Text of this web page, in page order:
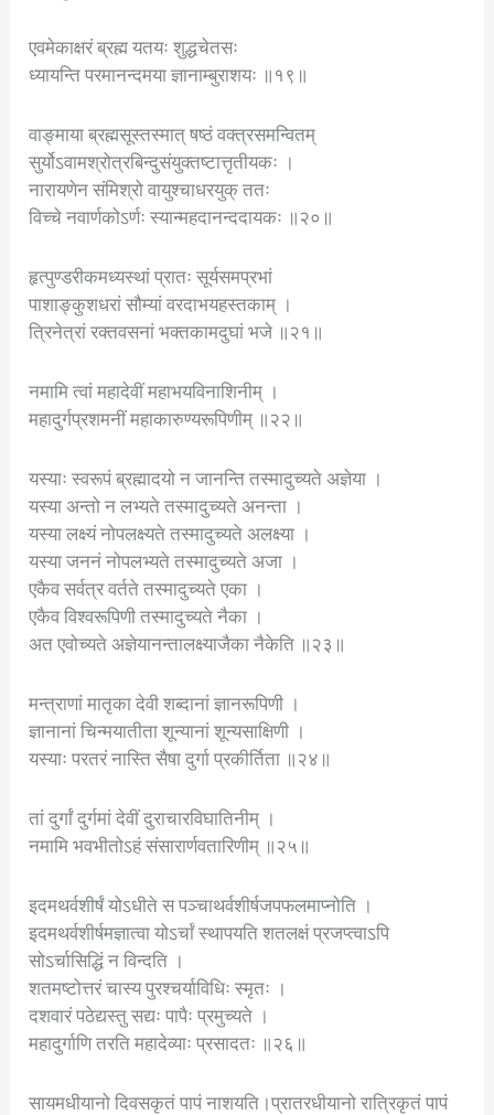
एवमेकाक्षरं ब्रह्म यतयः शुद्धचेतसः
ध्यायन्ति परमानन्दमया ज्ञानाम्बुराशयः ॥१९॥
वाङ्माया ब्रह्मसूस्तस्मात् षष्ठं वक्त्रसमन्वितम्
सुर्योऽवामश्रोत्रबिन्दुसंयुक्तष्टात्तृतीयकः ।
नारायणेन संमिश्रो वायुश्चाधरयुक् ततः
विच्चे नवार्णकोऽर्णः स्यान्महदानन्ददायकः ॥२०॥
हृत्पुण्डरीकमध्यस्थां प्रातः सूर्यसमप्रभां
पाशाङ्कुशधरां सौम्यां वरदाभयहस्तकाम् ।
त्रिनेत्रां रक्तवसनां भक्तकामदुघां भजे ॥२१॥
नमामि त्वां महादेवीं महाभयविनाशिनीम् ।
महादुर्गप्रशमनीं महाकारुण्यरूपिणीम् ॥२२॥
यस्याः स्वरूपं ब्रह्मादयो न जानन्ति तस्मादुच्यते अज्ञेया ।
यस्या अन्तो न लभ्यते तस्मादुच्यते अनन्ता ।
यस्या लक्ष्यं नोपलक्ष्यते तस्मादुच्यते अलक्ष्या ।
यस्या जननं नोपलभ्यते तस्मादुच्यते अजा ।
एकैव सर्वत्र वर्तते तस्मादुच्यते एका ।
एकैव विश्वरूपिणी तस्मादुच्यते नैका ।
अत एवोच्यते अज्ञेयानन्तालक्ष्याजैका नैकेति ॥२३॥
मन्त्राणां मातृका देवी शब्दानां ज्ञानरूपिणी ।
ज्ञानानां चिन्मयातीता शून्यानां शून्यसाक्षिणी ।
यस्याः परतरं नास्ति सैषा दुर्गा प्रकीर्तिता ॥२४॥
तां दुर्गां दुर्गमां देवीं दुराचारविघातिनीम् ।
नमामि भवभीतोऽहं संसारार्णवतारिणीम् ॥२५॥
इदमथर्वशीर्षं योऽधीते स पञ्चाथर्वशीर्षजपफलमाप्नोति ।
इदमथर्वशीर्षमज्ञात्वा योऽर्चां स्थापयति शतलक्षं प्रजप्त्वाऽपि
सोऽर्चासिद्धिं न विन्दति ।
शतमष्टोत्तरं चास्य पुरश्चर्याविधिः स्मृतः ।
दशवारं पठेद्यस्तु सद्यः पापैः प्रमुच्यते ।
महादुर्गाणि तरति महादेव्याः प्रसादतः ॥२६॥
सायमधीयानो दिवसकृतं पापं नाशयति।प्रातरधीयानो रात्रिकृतं पापं